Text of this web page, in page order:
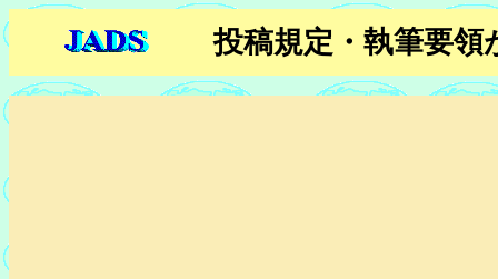
投稿規定・執筆要